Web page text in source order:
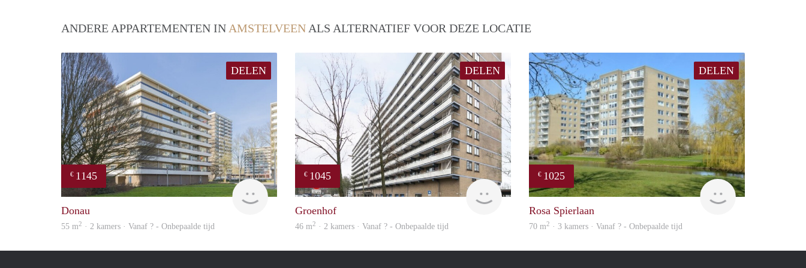
ANDERE APPARTEMENTEN IN AMSTELVEEN ALS ALTERNATIEF VOOR DEZE LOCATIE
DELEN
€ 1145
Woning
Donau
55 m2 · 2 kamers · Vanaf ? - Onbepaalde tijd
DELEN
€ 1045
Woning
Groenhof
46 m2 · 2 kamers · Vanaf ? - Onbepaalde tijd
DELEN
€ 1025
finder
Rosa Spierlaan
70 m2 · 3 kamers · Vanaf ? - Onbepaalde tijd